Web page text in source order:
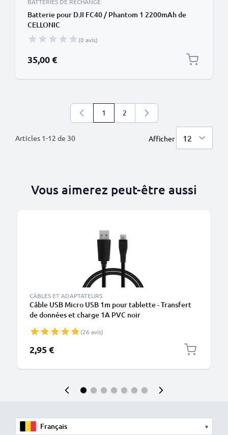
Batterie pour DJI FC40 / Phantom 1 2200mAh de
CELLONIC
(0 avis)
35,00 €
Articles 1-12 de 30
Vous lisez actuellement la page
1 Page
2
Afficher
Vous aimerez peut-être aussi
CÂBLES ET ADAPTATEURS
Câble USB Micro USB 1m pour tablette - Transfert
de données et charge 1A PVC noir
(26 avis)
2,95 €
▾